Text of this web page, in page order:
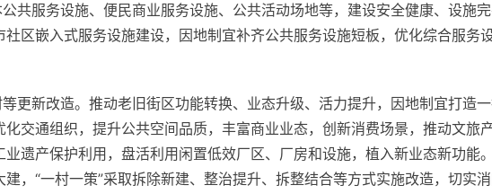
共服务设施、便民商业服务设施、公共活动场地等，建设安全健康、设施
区嵌入式服务设施建设，因地制宜补齐公共服务设施短板，优化综合服务
更新改造。推动老旧街区功能转换、业态升级、活力提升，因地制宜打造
交通组织，提升公共空间品质，丰富商业业态，创新消费场景，推动文旅
遗产保护利用，盘活利用闲置低效厂区、厂房和设施，植入新业态新功能
，“一村一策”采取拆除新建、整治提升、拆整结合等方式实施改造，切实